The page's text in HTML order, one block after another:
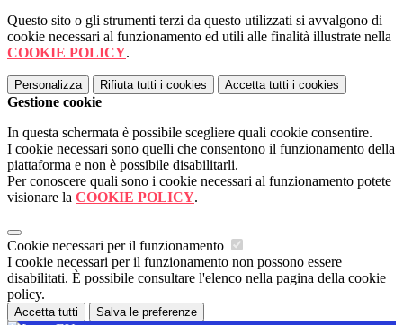
Questo sito o gli strumenti terzi da questo utilizzati si avvalgono di
cookie necessari al funzionamento ed utili alle finalità illustrate nella
COOKIE POLICY.
Personalizza Rifiuta tutti i cookies Accetta tutti i cookies
Gestione cookie
In questa schermata è possibile scegliere quali cookie consentire.
I cookie necessari sono quelli che consentono il funzionamento della
piattaforma e non è possibile disabilitarli.
Per conoscere quali sono i cookie necessari al funzionamento potete
visionare la COOKIE POLICY.
Cookie necessari per il funzionamento
I cookie necessari per il funzionamento non possono essere
disabilitati. È possibile consultare l'elenco nella pagina della cookie
policy.
Accetta tutti Salva le preferenze